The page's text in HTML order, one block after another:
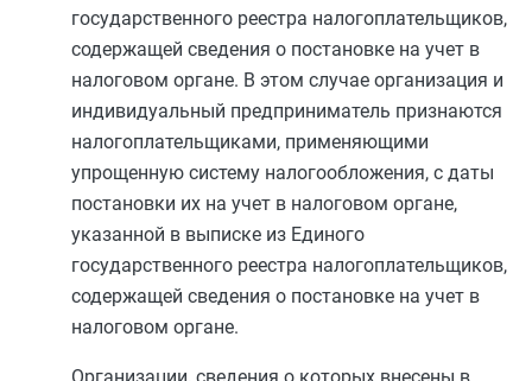
государственного реестра налогоплательщиков,
содержащей сведения о постановке на учет в
налоговом органе. В этом случае организация и
индивидуальный предприниматель признаются
налогоплательщиками, применяющими
упрощенную систему налогообложения, с даты
постановки их на учет в налоговом органе,
указанной в выписке из Единого
государственного реестра налогоплательщиков,
содержащей сведения о постановке на учет в
налоговом органе.